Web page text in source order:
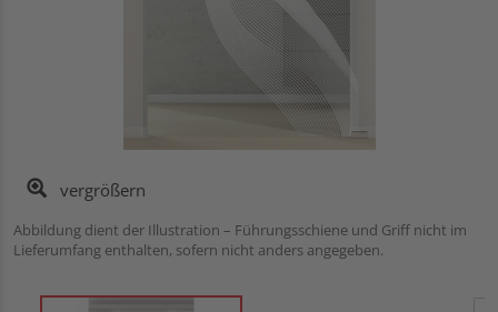
vergrößern
Abbildung dient der Illustration – Führungsschiene und Griff nicht im
Lieferumfang enthalten, sofern nicht anders angegeben.